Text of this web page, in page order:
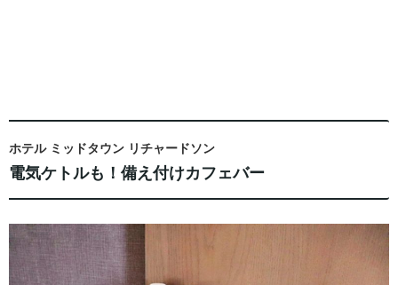
ホテル ミッドタウン リチャードソン
電気ケトルも！備え付けカフェバー